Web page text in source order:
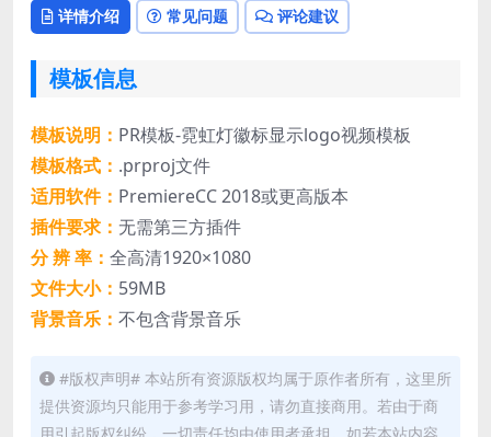
详情介绍 常见问题 评论建议
模板信息
模板说明： PR模板-霓虹灯徽标显示logo视频模板
模板格式： .prproj文件
适用软件： PremiereCC 2018或更高版本
插件要求： 无需第三方插件
分 辨 率： 全高清1920×1080
文件大小： 59MB
背景音乐： 不包含背景音乐
#版权声明# 本站所有资源版权均属于原作者所有，这里所
提供资源均只能用于参考学习用，请勿直接商用。若由于商